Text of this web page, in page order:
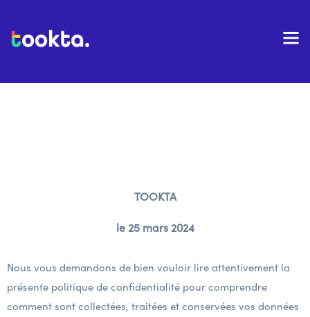
TOOKTA
le 25 mars 2024
Nous vous demandons de bien vouloir lire attentivement la
présente politique de confidentialité pour comprendre
comment sont collectées, traitées et conservées vos données